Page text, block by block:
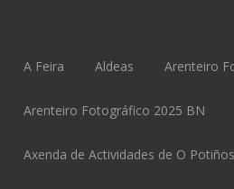
A Feira Aldeas Arenteiro
Arenteiro Fotográfico 2025 BN
Axenda de Actividades de O Potiños